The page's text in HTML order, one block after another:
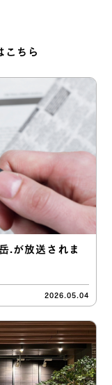
こちら
.が放送されま
2026.05.04